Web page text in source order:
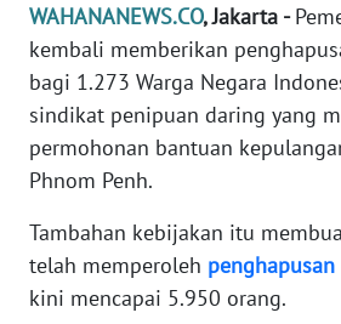
WAHANANEWS.CO, Jakarta -
kembali memberikan
bagi 1.273 Warga Negara
sindikat penipuan daring yang
permohonan bantuan
Phnom Penh.
Tambahan kebijakan itu
telah memperoleh penghapusan
kini mencapai 5.950 orang.
Informasi
INDEKS
KAMI
INFO